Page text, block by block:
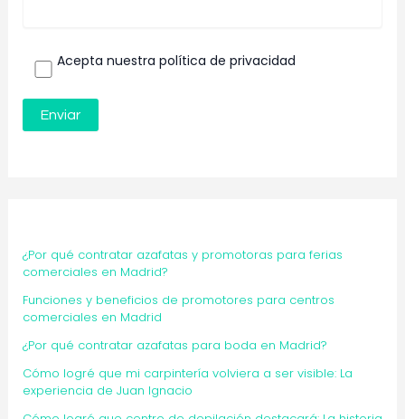
Acepta nuestra política de privacidad
¿Por qué contratar azafatas y promotoras para ferias
comerciales en Madrid?
Funciones y beneficios de promotores para centros
comerciales en Madrid
¿Por qué contratar azafatas para boda en Madrid?
Cómo logré que mi carpintería volviera a ser visible: La
experiencia de Juan Ignacio